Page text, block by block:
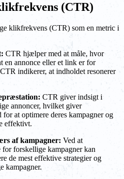
(CTR)
klikfrekvens (CTR) som en metric i
CTR hjælper med at måle, hvor
en annonce eller et link er for
indikerer, at indholdet resonerer
CTR giver indsigt i
annoncer, hvilket giver
at optimere deres kampagner og
effektivt.
af kampagner: Ved at
forskellige kampagner kan
de mest effektive strategier og
kampagner.